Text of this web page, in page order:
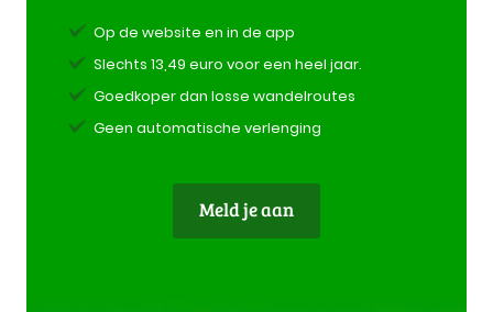
Op de website en in de app
Slechts 13,49 euro voor een heel jaar.
Goedkoper dan losse wandelroutes
Geen automatische verlenging
Meld je aan